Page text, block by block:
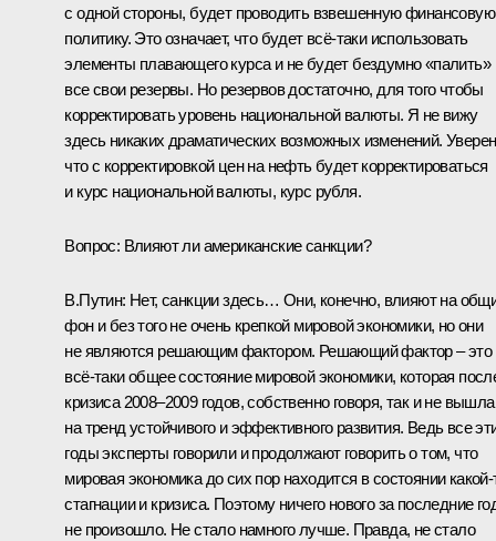
с одной стороны, будет проводить взвешенную финансовую
политику. Это означает, что будет всё‑таки использовать
элементы плавающего курса и не будет бездумно «палить»
все свои резервы. Но резервов достаточно, для того чтобы
корректировать уровень национальной валюты. Я не вижу
здесь никаких драматических возможных изменений.
что с корректировкой цен на нефть будет корректироваться
и курс национальной валюты, курс рубля.
Вопрос: Влияют ли американские санкции?
В.Путин: Нет, санкции здесь… Они, конечно, влияют на
фон и без того не очень крепкой мировой экономики, но они
не являются решающим фактором. Решающий фактор – это
всё‑таки общее состояние мировой экономики, которая
кризиса 2008–2009 годов, собственно говоря, так и не вышла
на тренд устойчивого и эффективного развития. Ведь все
годы эксперты говорили и продолжают говорить о том, что
мировая экономика до сих пор находится в состоянии
стагнации и кризиса. Поэтому ничего нового за последние
не произошло. Не стало намного лучше. Правда, не стало